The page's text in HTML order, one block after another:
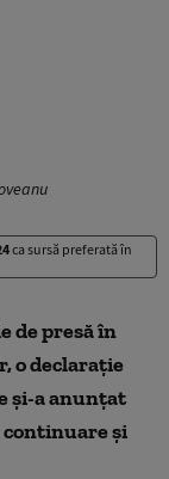
ca sursă preferată în
de presă în
o declarație
și-a anunțat
continuare și